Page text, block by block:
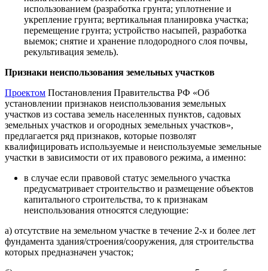
использованием (разработка грунта; уплотнение и
укрепление грунта; вертикальная планировка участка;
перемещение грунта; устройство насыпей, разработка
выемок; снятие и хранение плодородного слоя почвы,
рекультивация земель).
Признаки неиспользования земельных участков
Проектом Постановления Правительства РФ «Об
установлении признаков неиспользования земельных
участков из состава земель населенных пунктов, садовых
земельных участков и огородных земельных участков»,
предлагается ряд признаков, которые позволят
квалифицировать используемые и неиспользуемые земельные
участки в зависимости от их правового режима, а именно:
в случае если правовой статус земельного участка
предусматривает строительство и размещение объектов
капитального строительства, то к признакам
неиспользования относятся следующие:
а) отсутствие на земельном участке в течение 2-х и более лет
фундамента здания/строения/сооружения, для строительства
которых предназначен участок;